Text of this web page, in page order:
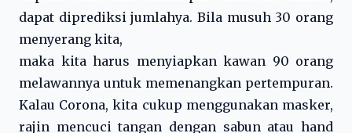
dapat diprediksi jumlahya. Bila musuh 30 orang
menyerang kita,
maka kita harus menyiapkan kawan 90 orang
melawannya untuk memenangkan pertempuran.
Kalau Corona, kita cukup menggunakan masker,
rajin mencuci tangan dengan sabun atau hand